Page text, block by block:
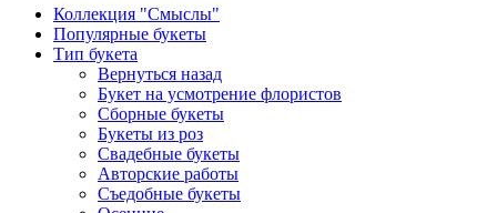
Коллекция "Смыслы"
Популярные букеты
Тип букета
Вернуться назад
Букет на усмотрение флористов
Сборные букеты
Букеты из роз
Свадебные букеты
Авторские работы
Съедобные букеты